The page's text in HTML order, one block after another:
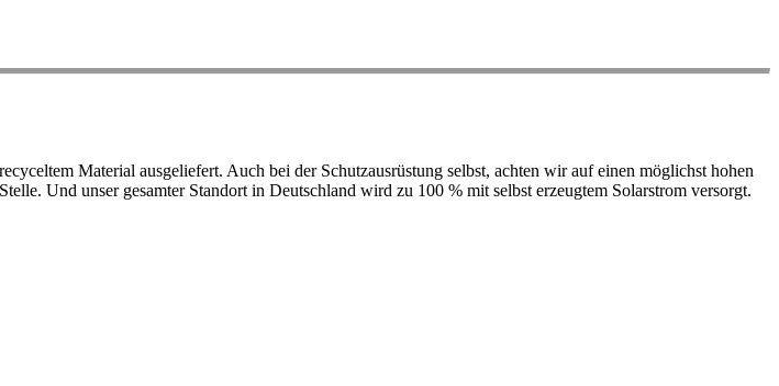
Material ausgeliefert. Auch bei der Schutzausrüstung selbst, achten wir auf einen möglichst hohen
Und unser gesamter Standort in Deutschland wird zu 100 % mit selbst erzeugtem Solarstrom versorgt.